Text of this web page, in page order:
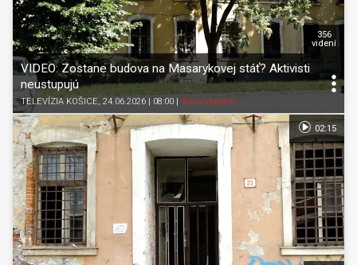
VIDEO: Zostane budova na Masarykovej stáť? Aktivisti
neustupujú
TELEVÍZIA KOŠICE, 24.06.2026 | 08:00 | Spravodajstvo
356
videní
02:15